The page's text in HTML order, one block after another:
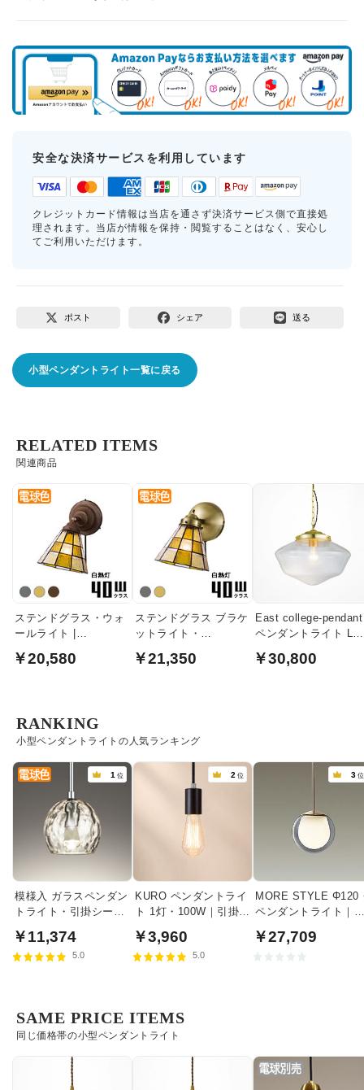
安全な決済サービスを利用しています
クレジットカード情報は当店を通さず決済サービス側で直接処
理されます。当店が情報を保持・閲覧することはなく、安心し
てご利用いただけます。
ポスト シェア 送る
小型ペンダントライト一覧に戻る
関連商品
RELATED ITEMS
ステンドグラス・ウォ
ールライト |
￥20,580
ステンドグラス ブラケ
ットライト・
￥21,350
East college-pendant
ペンダントライト Lサ
ド・クリアガラス
￥30,800
小型ペンダントライトの人気ランキング
RANKING
1 位
模様入 ガラスペンダン
トライト・引掛シーリ
￥11,374
5.0
2 位
KURO ペンダントライ
ト 1灯・100W｜引掛シ
￥3,960
5.0
3 位
MORE STYLE Φ120
ペンダントライト｜
￥27,709
同じ価格帯の小型ペンダントライト
SAME PRICE ITEMS